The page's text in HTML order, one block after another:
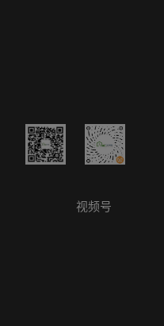
视频号